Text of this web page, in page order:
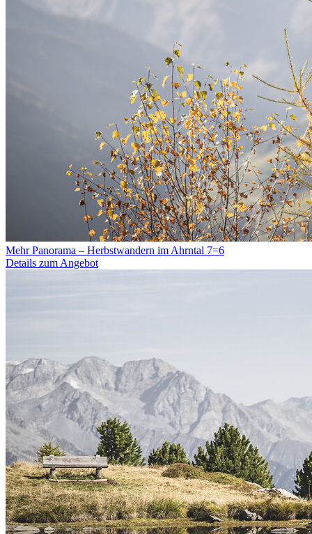
Mehr Panorama – Herbstwandern im Ahrntal 7=6
Details zum Angebot